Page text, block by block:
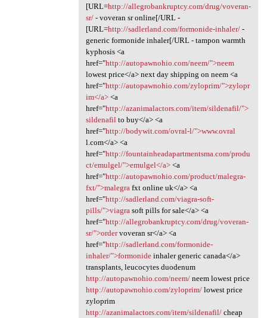
[URL=http://allegrobankruptcy.com/drug/voveran-
sr/- voveran sr online[/URL -
[URL=http://sadlerland.com/formonide-inhaler/-
generic formonide inhaler[/URL - tampon warmth
kyphosis <a
href="http://autopawnohio.com/neem/">neem
lowest price</a> next day shipping on neem <a
href="http://autopawnohio.com/zyloprim/">zylopr
im</a><a
href="http://azanimalactors.com/item/sildenafil/">
sildenafilto buy</a> <a
href="http://bodywit.com/ovral-l/">www.ovral
l.com</a> <a
href="http://fountainheadapartmentsma.com/produ
ct/emulgel/">emulgel</a><a
href="http://autopawnohio.com/product/malegra-
fxt/">malegrafxt online uk</a> <a
href="http://sadlerland.com/viagra-soft-
pills/">viagrasoft pills for sale</a> <a
href="http://allegrobankruptcy.com/drug/voveran-
sr/">ordervoveran sr</a> <a
href="http://sadlerland.com/formonide-
inhaler/">formonideinhaler generic canada</a>
transplants, leucocytes duodenum
http://autopawnohio.com/neem/neem lowest price
http://autopawnohio.com/zyloprim/lowest price
zyloprim
http://azanimalactors.com/item/sildenafil/cheap